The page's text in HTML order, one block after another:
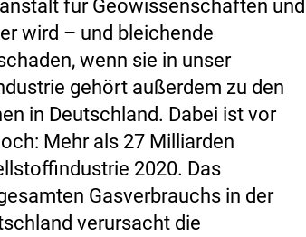
für Geowissenschaften und
wird – und bleichende
wenn sie in unser
gehört außerdem zu den
in Deutschland. Dabei ist vor
Mehr als 27 Milliarden
2020. Das
Gasverbrauchs in der
verursacht die